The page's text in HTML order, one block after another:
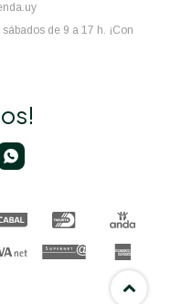
de 9 a 17 h. ¡Con
